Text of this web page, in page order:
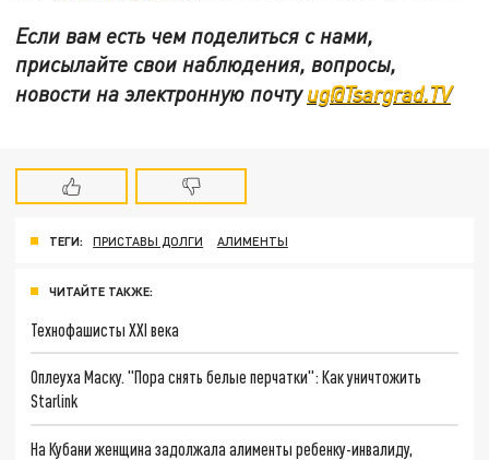
Если вам есть чем поделиться с нами,
присылайте свои наблюдения, вопросы,
новости на электронную почтуug@Tsargrad.TV
ТЕГИ: ПРИСТАВЫ ДОЛГИ АЛИМЕНТЫ
ЧИТАЙТЕ ТАКЖЕ:
Технофашисты XXI века
Оплеуха Маску. "Пора снять белые перчатки": Как уничтожить
Starlink
На Кубани женщина задолжала алименты ребенку-инвалиду,